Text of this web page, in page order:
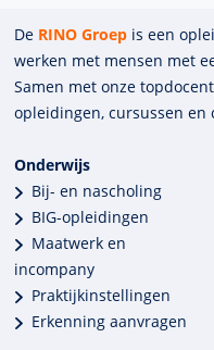
De RINO Groep is een
werken met mensen met
Samen met onze
opleidingen, cursussen en
Onderwijs
Bij- en nascholing
BIG-opleidingen
Maatwerk en
incompany
Praktijkinstellingen
Erkenning aanvragen